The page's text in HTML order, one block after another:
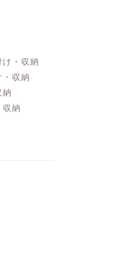
・収納
収納
納
収納